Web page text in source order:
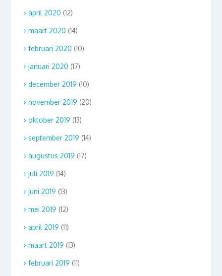
april 2020 (12)
maart 2020 (14)
februari 2020 (10)
januari 2020 (17)
december 2019 (10)
november 2019 (20)
oktober 2019 (13)
september 2019 (14)
augustus 2019 (17)
juli 2019 (14)
juni 2019 (13)
mei 2019 (12)
april 2019 (11)
maart 2019 (13)
februari 2019 (11)